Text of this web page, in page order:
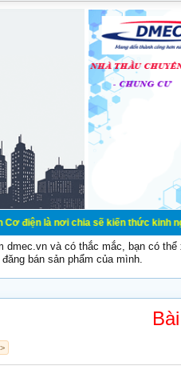
chia sẽ kiến thức kinh nghiệm
dmec.vn và có thắc mắc, bạn có
bán sản phẩm của mình.